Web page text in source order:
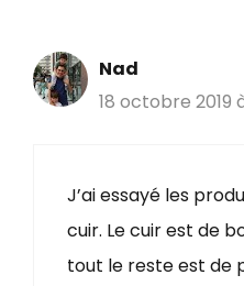
Nad
18 octobre 2019
J’ai essayé les
cuir. Le cuir est de
tout le reste est de